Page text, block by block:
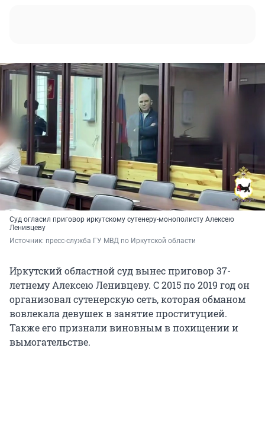
Суд огласил приговор иркутскому сутенеру-монополисту Алексею
Ленивцеву
Источник: пресс-служба ГУ МВД по Иркутской области
Иркутский областной суд вынес приговор 37-
летнему Алексею Ленивцеву. С 2015 по 2019 год он
организовал сутенерскую сеть, которая обманом
вовлекала девушек в занятие проституцией.
Также его признали виновным в похищении и
вымогательстве.